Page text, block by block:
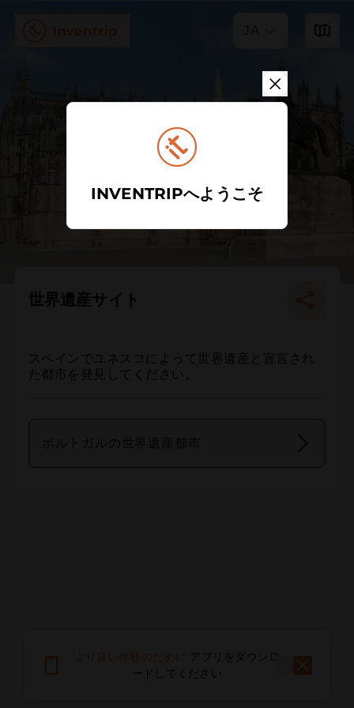
JA
世界遺産サイト
スペインでユネスコによって世界遺産と宣言され
た都市を発見してください。
アプリをダウンロ
ードしてください
INVENTRIPへようこそ